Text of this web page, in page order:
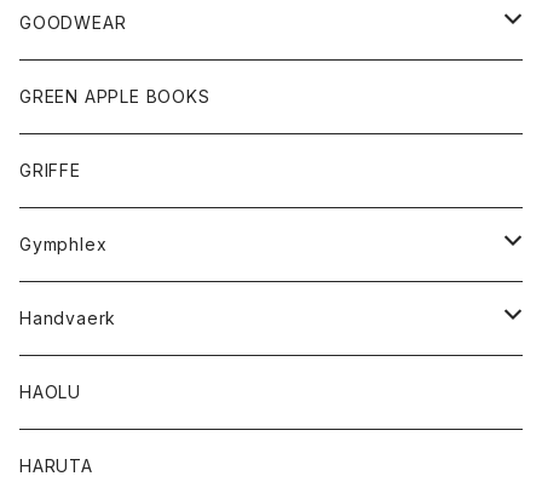
チーフ
シャツ
タンクトップ
ボトム
ショートパンツ
スカート
レディース
スカート
Tシャツ
Tシャツ
グッズ
手袋
GOODWEAR
トップス
Tシャツ
GREEN APPLE BOOKS
GRIFFE
Gymphlex
アウター
カーディガン
コート
トップス
シャツ
レディース
Handvaerk
トップス
Tシャツ
HAOLU
HARUTA